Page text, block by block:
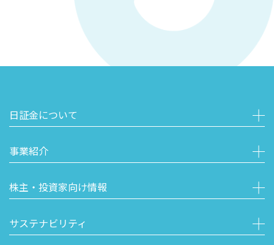
日証金について
事業紹介
株主・投資家向け情報
サステナビリティ